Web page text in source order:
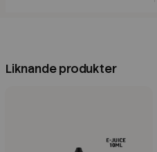
Liknande produkter